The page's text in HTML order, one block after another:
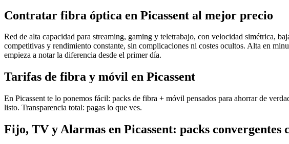
Contratar fibra óptica en Picassent al mejor precio
Red de alta capacidad para streaming, gaming y teletrabajo, con velocidad simétrica,
competitivas y rendimiento constante, sin complicaciones ni costes ocultos. Alta en
empieza a notar la diferencia desde el primer día.
Tarifas de fibra y móvil en Picassent
En Picassent te lo ponemos fácil: packs de fibra + móvil pensados para ahorrar de
listo. Transparencia total: pagas lo que ves.
Fijo, TV y Alarmas en Picassent: packs